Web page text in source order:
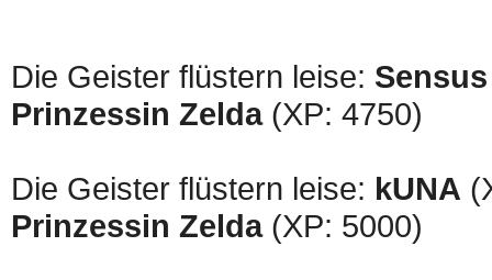
Die Geister flüstern leise: Sensus
Prinzessin Zelda(XP: 4750)
Die Geister flüstern leise: kUNA
Prinzessin Zelda(XP: 5000)